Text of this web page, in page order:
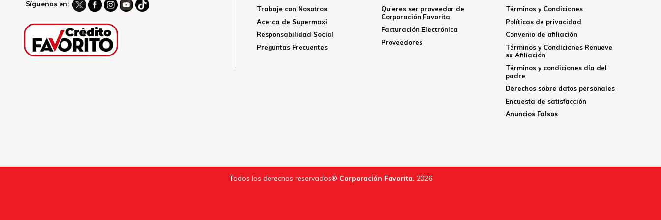
Síguenos en:
Trabaje con Nosotros
Acerca de Supermaxi
Responsabilidad Social
Preguntas Frecuentes
Quieres ser proveedor de
Corporación Favorita
Facturación Electrónica
Proveedores
Términos y Condiciones
Políticas de privacidad
Convenio de afiliación
Términos y Condiciones Renueve
su Afiliación
Términos y condiciones día del
padre
Derechos sobre datos personales
Encuesta de satisfacción
Anuncios Falsos
Todos los derechos reservados® Corporación Favorita. 2026